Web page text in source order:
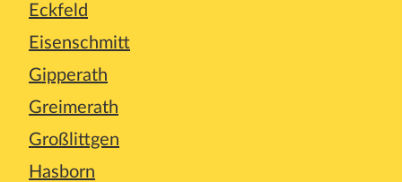
Eckfeld
Eisenschmitt
Gipperath
Greimerath
Großlittgen
Hasborn